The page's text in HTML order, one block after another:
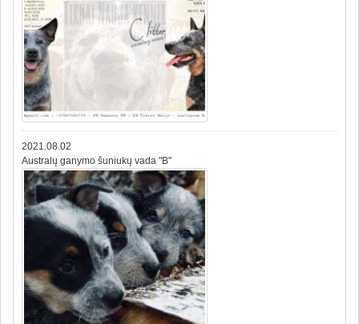
2021.08.02
Australų ganymo šuniukų vada "B"